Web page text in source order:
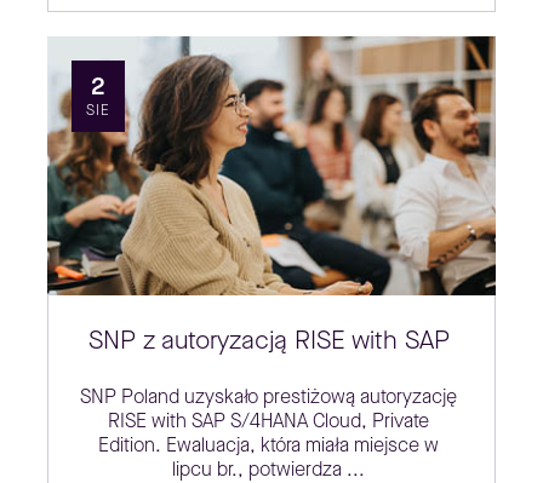
2
SIE
SNP z autoryzacją RISE with SAP
SNP Poland uzyskało prestiżową autoryzację
RISE with SAP S/4HANA Cloud, Private
Edition. Ewaluacja, która miała miejsce w
lipcu br., potwierdza ...